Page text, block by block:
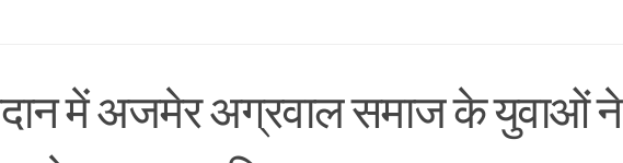
में अजमेर अग्रवाल समाज के युवाओं ने